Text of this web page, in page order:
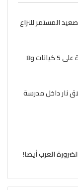
المستمر للنزاع
عقوبات أمريكية جديدة على 5 كيانات و8
بإطلاق نار داخل مدرسة
العرب أيضا!